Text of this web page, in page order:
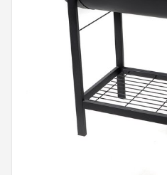
Houtskoolbarbecues
POPULAIRE MERKEN